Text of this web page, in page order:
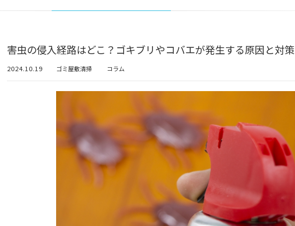
害虫の侵入経路はどこ？ゴキブリやコバエが発生する原因と対策
2024.10.19 ゴミ屋敷清掃 コラム